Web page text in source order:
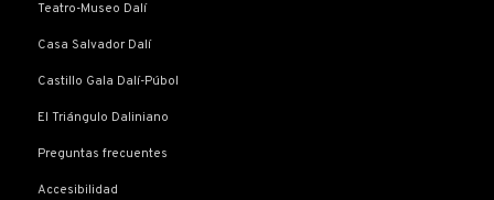
Teatro-Museo Dalí
Casa Salvador Dalí
Castillo Gala Dalí-Púbol
El Triángulo Daliniano
Preguntas frecuentes
Accesibilidad